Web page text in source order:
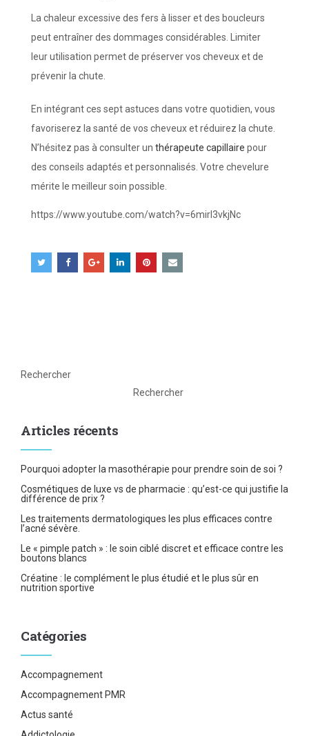
La chaleur excessive des fers à lisser et des boucleurs
peut entraîner des dommages considérables. Limiter
leur utilisation permet de préserver vos cheveux et de
prévenir la chute.
En intégrant ces sept astuces dans votre quotidien, vous
favoriserez la santé de vos cheveux et réduirez la chute.
N’hésitez pas à consulter un thérapeute capillaire pour
des conseils adaptés et personnalisés. Votre chevelure
mérite le meilleur soin possible.
https://www.youtube.com/watch?v=6mirI3vkjNc
Rechercher
Rechercher
Articles récents
Pourquoi adopter la masothérapie pour prendre soin de soi ?
Cosmétiques de luxe vs de pharmacie : qu’est-ce qui justifie la
différence de prix ?
Les traitements dermatologiques les plus efficaces contre
l’acné sévère.
Le « pimple patch » : le soin ciblé discret et efficace contre les
boutons blancs
Créatine : le complément le plus étudié et le plus sûr en
nutrition sportive
Catégories
Accompagnement
Accompagnement PMR
Actus santé